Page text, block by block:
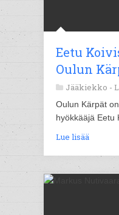
Eetu
Oulun
Jääkiekko -
Oulun Kärpät
hyökkääjä Eetu
Lue lisää